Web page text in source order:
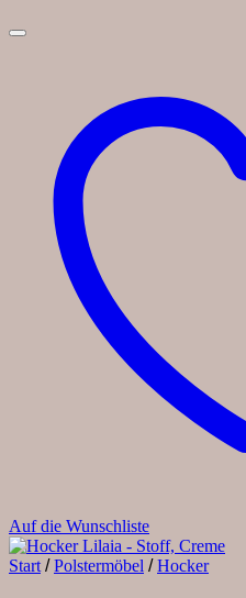
Auf die Wunschliste
Start / Polstermöbel / Hocker